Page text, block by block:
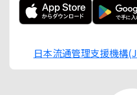
日本流通管理支援機構